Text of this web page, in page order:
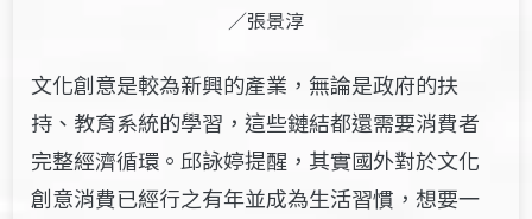
／張景淳
文化創意是較為新興的產業，無論是政府的扶
持、教育系統的學習，這些鏈結都還需要消費者
完整經濟循環。邱詠婷提醒，其實國外對於文化
創意消費已經行之有年並成為生活習慣，想要一